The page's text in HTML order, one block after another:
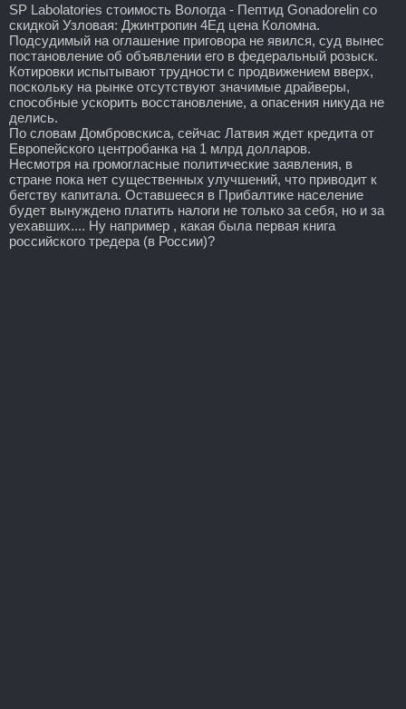
SP Labolatories стоимость Вологда - Пептид Gonadorelin со
скидкой Узловая: Джинтропин 4Ед цена Коломна.
Подсудимый на оглашение приговора не явился, суд вынес
постановление об объявлении его в федеральный розыск.
Котировки испытывают трудности с продвижением вверх,
поскольку на рынке отсутствуют значимые драйверы,
способные ускорить восстановление, а опасения никуда не
делись.
По словам Домбровскиса, сейчас Латвия ждет кредита от
Европейского центробанка на 1 млрд долларов.
Несмотря на громогласные политические заявления, в
стране пока нет существенных улучшений, что приводит к
бегству капитала. Оставшееся в Прибалтике население
будет вынуждено платить налоги не только за себя, но и за
уехавших.... Ну например , какая была первая книга
российского тредера (в России)?